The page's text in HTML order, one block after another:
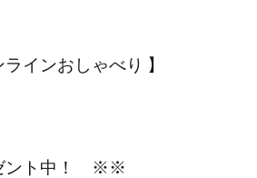
インおしゃべり 】
ント中！ ※※